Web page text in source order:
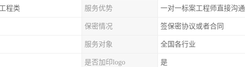
程类 服务优势 一对一标案工程师直接沟通
保密情况 签保密协议或者合同
服务对象 全国各行业
是否加印logo 是